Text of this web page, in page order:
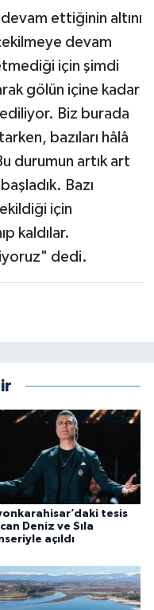
devam ettiğinin altını
devam
için şimdi
gölün içine kadar
Biz burada
bazıları hâlâ
durumun artık art
Bazı
için
kaldılar.
dedi.
tesis
Deniz ve Sıla
açıldı